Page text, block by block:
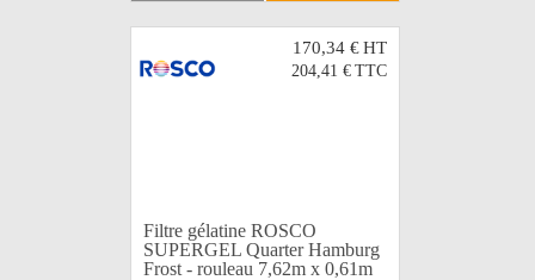
170,34 €HT
204,41 € TTC
Filtre gélatine ROSCO
SUPERGEL Quarter Hamburg
Frost - rouleau 7,62m x 0,61m